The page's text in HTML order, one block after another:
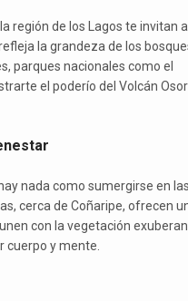
región de los Lagos te invitan
la grandeza de los
parques nacionales como el
el poderío del Volcán
nada como sumergirse en las
cerca de Coñaripe, ofrecen
con la vegetación
y mente.